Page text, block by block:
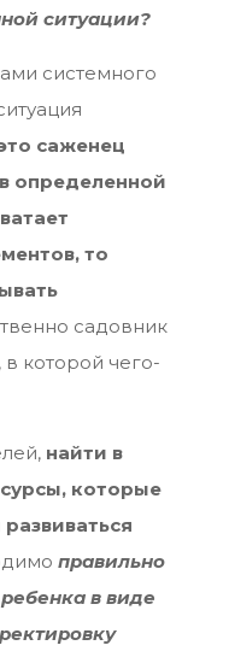
ситуации?
системного
саженец
определенной
то
садовник
которой чего-
найти в
которые
правильно
в виде